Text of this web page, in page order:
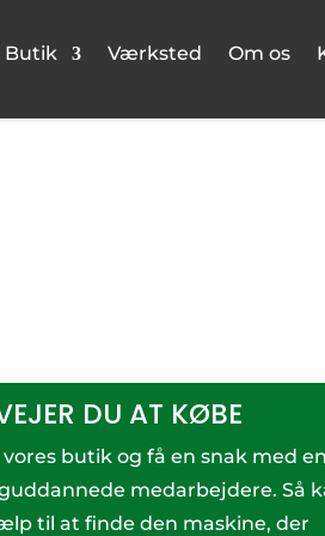
Butik Værksted Om os
DU AT KØBE
vores butik og få en snak med
medarbejdere. Så
til at finde den maskine, der